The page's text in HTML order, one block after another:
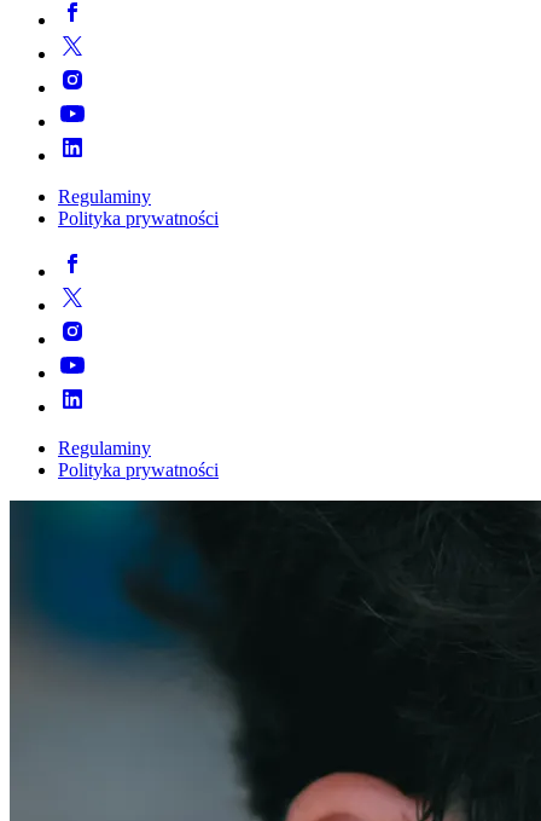
Regulaminy
Polityka prywatności
Regulaminy
Polityka prywatności